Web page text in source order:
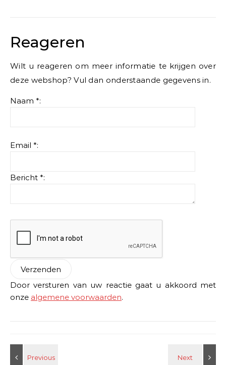
Reageren
Wilt u reageren om meer informatie te krijgen over
deze webshop? Vul dan onderstaande gegevens in.
Naam *:
Email *:
Bericht *:
Door versturen van uw reactie gaat u akkoord met
onze algemene voorwaarden.